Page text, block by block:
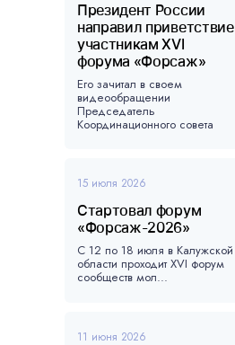
Президент России
направил приветствие
участникам XVI
форума «Форсаж»
Его зачитал в своем
видеообращении
Председатель
Координационного совета
15 июля 2026
Стартовал форум
«Форсаж-2026»
С 12 по 18 июля в Калужской
области проходит XVI форум
сообществ мол...
11 июня 2026